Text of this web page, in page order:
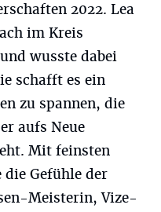
2022. Lea
im Kreis
wusste dabei
schafft es ein
zu spannen, die
aufs Neue
Mit feinsten
die Gefühle der
Meisterin, Vize-